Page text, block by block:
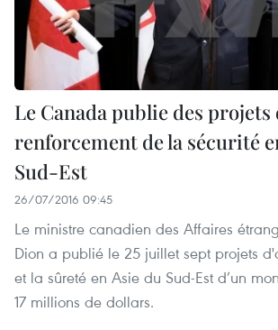
Le Canada publie des projets
renforcement de la sécurité
Sud-Est
26/07/2016 09:45
Le ministre canadien des Affaires
Dion a publié le 25 juillet sept projets
et la sûreté en Asie du Sud-Est d’un
17 millions de dollars.